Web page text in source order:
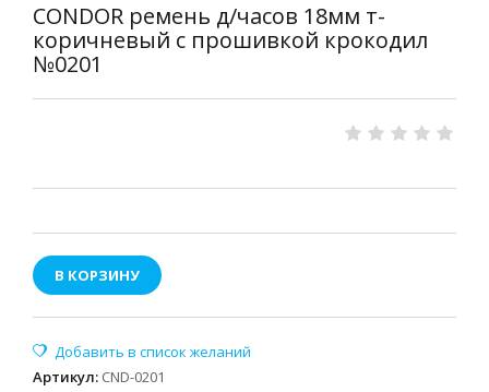
CONDOR ремень д/часов 18мм т-
коричневый с прошивкой крокодил
№0201
В КОРЗИНУ
Артикул: CND-0201